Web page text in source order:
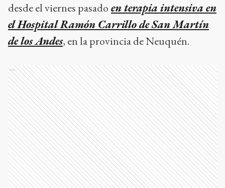
desde el viernes pasado en terapia intensiva en
el Hospital Ramón Carrillo de San Martín
de los Andes, en la provincia de Neuquén.
Ads